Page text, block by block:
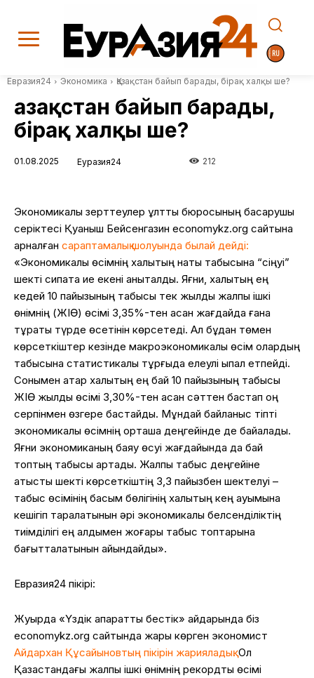
Евразия24 Экономика Қазақстан байып барады, бірақ халқы ше?
Қазақстан байып барады,
бірақ халқы ше?
01.08.2025 Еуразия24 212
Экономикалық зерттеулер ұлттық бюросының басқарушы
серіктесі Қуаныш Бейсенгазин economykz.org сайтына
арналған сараптамалық шолуында былай дейді:
«Экономикалық өсімнің халықтың нақты табысына “сіңуі”
шекті сипатқа ие екені анықталды. Яғни, халықтың ең
кедей 10 пайызының табысы тек жылдық жалпы ішкі
өнімнің (ЖІӨ) өсімі 3,35%-тен асқан жағдайда ғана
тұрақты түрде өсетінін көрсетеді. Ал бұдан төмен
көрсеткіштер кезінде макроэкономикалық өсім олардың
табысына статистикалық тұрғыда елеулі ықпал етпейді.
Сонымен қатар халықтың ең бай 10 пайызының табысы
ЖІӨ жылдық өсімі 3,30%-тен асқан сәттен бастап оң
серпінмен өзгере бастайды. Мұндай байланыс тіпті
экономикалық өсімнің орташа деңгейінде де байқалады.
Яғни экономиканың баяу өсуі жағдайында да бай
топтың табысы артады. Жалпы табыс деңгейіне
қатысты шекті көрсеткіштің 3,3 пайызбен шектелуі –
табыс өсімінің басым бөлігінің халықтың кең ауқымына
кешігіп таралатынын әрі экономикалық белсенділіктің
тиімділігі ең алдымен жоғары табыс топтарына
бағытталатынын айқындайды».
Евразия24 пікірі:
Жуырда «Үздік ақпараттық бестік» айдарында біз
economykz.org сайтында жарық көрген экономист
Айдархан Құсайыновтың пікірін жарияладық.Ол
Қазақстандағы жалпы ішкі өнімнің рекордтық өсімі